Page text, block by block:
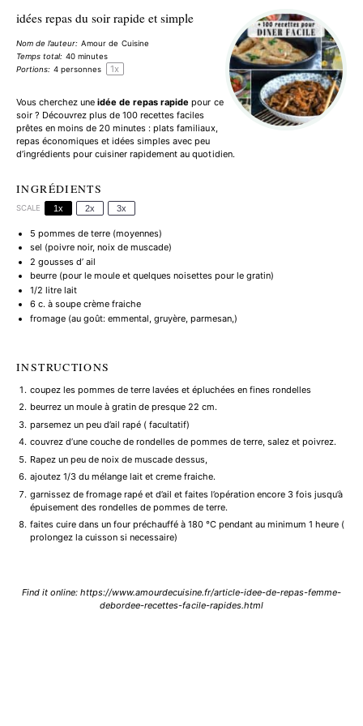
idées repas du soir rapide et simple
Nom de l’auteur: Amour de Cuisine
Temps total: 40 minutes
Portions: 4 personnes 1x
Vous cherchez uneidée de repas rapide pour ce
soir ? Découvrez plus de 100 recettes faciles
prêtes en moins de 20 minutes : plats familiaux,
repas économiques et idées simples avec peu
d’ingrédients pour cuisiner rapidement au quotidien.
INGRÉDIENTS
SCALE 1x 2x 3x
5 pommes de terre (moyennes)
sel (poivre noir, noix de muscade)
2 gousses d’ ail
beurre (pour le moule et quelques noisettes pour le gratin)
1/2 litre lait
6c. à soupe crème fraiche
fromage (au goût: emmental, gruyère, parmesan,)
INSTRUCTIONS
coupez les pommes de terre lavées et épluchées en fines rondelles
beurrez un moule à gratin de presque 22 cm.
parsemez un peu d’ail rapé ( facultatif)
couvrez d’une couche de rondelles de pommes de terre, salez et poivrez.
Rapez un peu de noix de muscade dessus,
ajoutez 1/3 du mélange lait et creme fraiche.
garnissez de fromage rapé et d’ail et faites l’opération encore 3 fois jusqu’à
épuisement des rondelles de pommes de terre.
faites cuire dans un four préchauffé à 180 °C pendant au minimum 1 heure (
prolongez la cuisson si necessaire)
Find it online: https://www.amourdecuisine.fr/article-idee-de-repas-femme-
debordee-recettes-facile-rapides.html